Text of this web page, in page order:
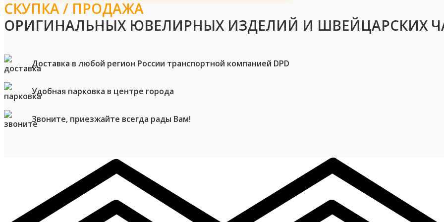
СКУПКА / ПРОДАЖА
ОРИГИНАЛЬНЫХ ЮВЕЛИРНЫХ ИЗДЕЛИЙ И ШВЕЙЦАРСКИХ
Доставка в любой регион России транспортной компанией DPD
Удобная парковка в центре города
Звоните, приезжайте всегда рады Вам!